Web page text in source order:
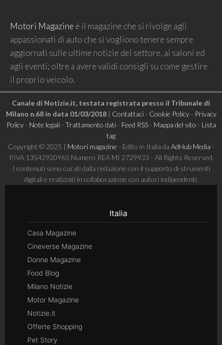
Motori Magazine è il magazine che si rivolge agli
appassionati di auto che si vogliono tenere sempre
aggiornati sulle ultime notizie del settore, ai saloni ed
agli eventi; oltre a avere validi consigli su come gestire
il proprio veicolo.
Canale di Notizie.it, testata registrata presso il Tribunale di
Milano n.68 in data 01/03/2018| Contattaci- Cookie Policy- Privacy
Policy- Note legali- Trattamento dati- Feed RSS- Mappa del sito - Lista
tag
Copyright © 2025 | Motori magazine - Edito in Italia da AdHub Media -
P.IVA 13542920965 Numero REA MI 2729933 - All Rights Reserved.
I contenuti sono curati dalla redazione con il supporto di strumenti
digitali e realizzati in collaborazione con autori indipendenti.
Italia
Casa Magazine
Cineverse Magazine
Donne Magazine
Food Blog
Milano Notizie
Motor Magazine
Notizie.it
Offerte Shopping
Pet Story